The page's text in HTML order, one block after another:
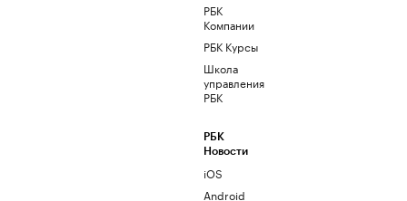
РБК
Компании
РБК Курсы
Школа
управления
РБК
РБК
Новости
iOS
Android